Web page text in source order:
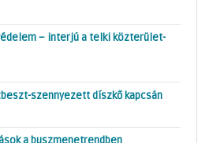
– interjú a telki közterület-
szennyezett díszkő kapcsán